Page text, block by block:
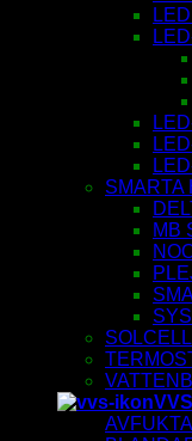
SMARTA
MB
VVS